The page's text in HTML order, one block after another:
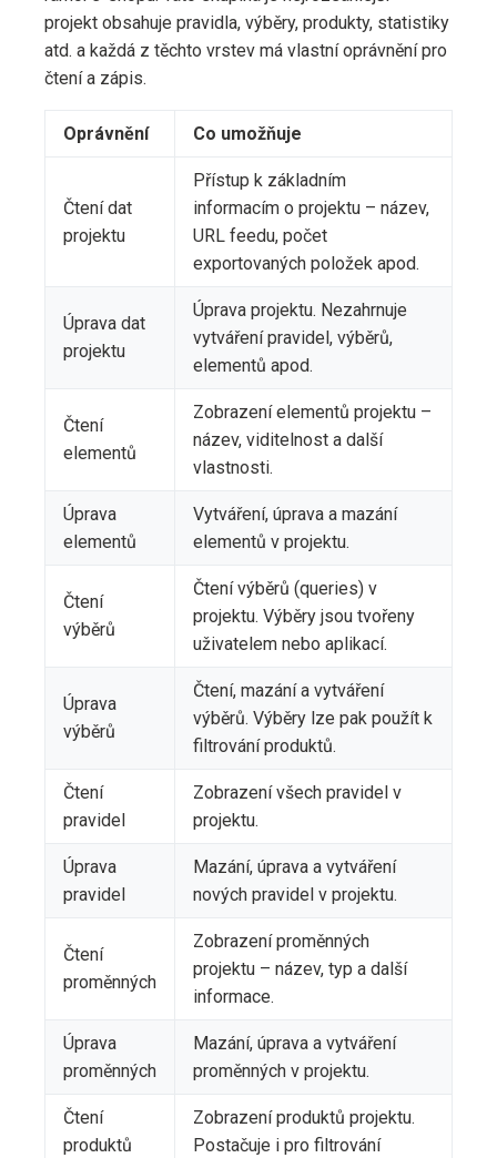
projekt obsahuje pravidla, výběry, produkty, statistiky
atd. a každá z těchto vrstev má vlastní oprávnění pro
čtení a zápis.
Oprávnění Co umožňuje
Čtení dat
projektu
Přístup k základním
informacím o projektu – název,
URL feedu, počet
exportovaných položek apod.
Úprava dat
projektu
Úprava projektu. Nezahrnuje
vytváření pravidel, výběrů,
elementů apod.
Čtení
elementů
Zobrazení elementů projektu –
název, viditelnost a další
vlastnosti.
Úprava
elementů
Vytváření, úprava a mazání
elementů v projektu.
Čtení
výběrů
Čtení výběrů (queries) v
projektu. Výběry jsou tvořeny
uživatelem nebo aplikací.
Úprava
výběrů
Čtení, mazání a vytváření
výběrů. Výběry lze pak použít k
filtrování produktů.
Čtení
pravidel
Zobrazení všech pravidel v
projektu.
Úprava
pravidel
Mazání, úprava a vytváření
nových pravidel v projektu.
Čtení
proměnných
Zobrazení proměnných
projektu – název, typ a další
informace.
Úprava
proměnných
Mazání, úprava a vytváření
proměnných v projektu.
Čtení
produktů
Zobrazení produktů projektu.
Postačuje i pro filtrování